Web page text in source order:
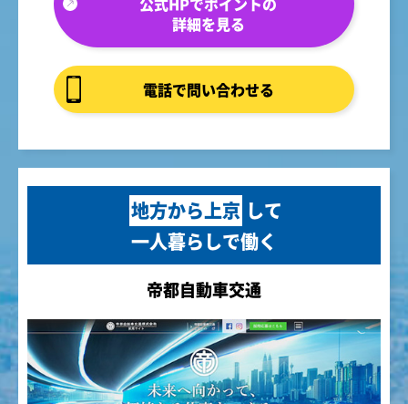
詳細を見る
電話で問い合わせる
地方から上京 して
一人暮らしで働く
帝都自動車交通